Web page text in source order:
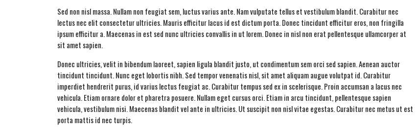
Sed non nisl massa. Nullam non feugiat sem, luctus varius ante. Nam vulputate tellus et vestibulum blandit. Curabitur nec
lectus nec elit consectetur ultricies. Mauris efficitur lacus id est dictum porta. Donec tincidunt efficitur eros, non fringilla
ipsum efficitur a. Maecenas in est sed nunc ultricies convallis in ut lorem. Donec in nisl non erat pellentesque ullamcorper at
sit amet sapien.
Donec ultricies, velit in bibendum laoreet, sapien ligula blandit justo, ut condimentum sem orci sed sapien. Aenean auctor
tincidunt tincidunt. Nunc eget lobortis nibh. Sed tempor venenatis nisl, sit amet aliquam augue volutpat id. Curabitur
imperdiet hendrerit purus, id varius lectus feugiat ac. Curabitur tempus sed ex in scelerisque. Proin accumsan a lacus nec
vehicula. Etiam ornare dolor et pharetra posuere. Nullam eget cursus orci. Etiam in arcu tincidunt, pellentesque sapien
vehicula, vestibulum nisi. Maecenas blandit vel ante in ultricies. Ut suscipit non nisl vitae egestas. Curabitur nec metus ut est
porta mattis id nec turpis.